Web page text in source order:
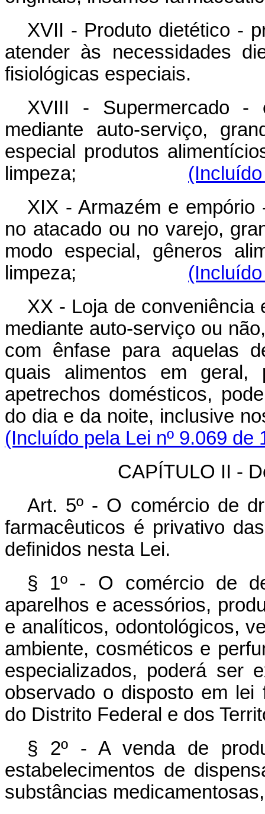
XVII - Produto dietético -
atender às necessidades
fisiológicas especiais.
XVIII - Supermercado -
mediante auto-serviço,
especial produtos
limpeza;
XIX - Armazém e empório
no atacado ou no varejo,
modo especial, gêneros
limpeza;
XX - Loja de conveniência
mediante auto-serviço ou
com ênfase para aquelas
quais alimentos em
apetrechos domésticos,
do dia e da noite,
(Incluído pela Lei nº 9.069 de
CAPÍTULO II -
Art. 5º - O comércio de
farmacêuticos é privativo
definidos nesta Lei.
§ 1º - O comércio de
aparelhos e acessórios,
e analíticos, odontológicos,
ambiente, cosméticos e
especializados, poderá ser
observado o disposto em
do Distrito Federal e dos
§ 2º - A venda de
estabelecimentos de
substâncias